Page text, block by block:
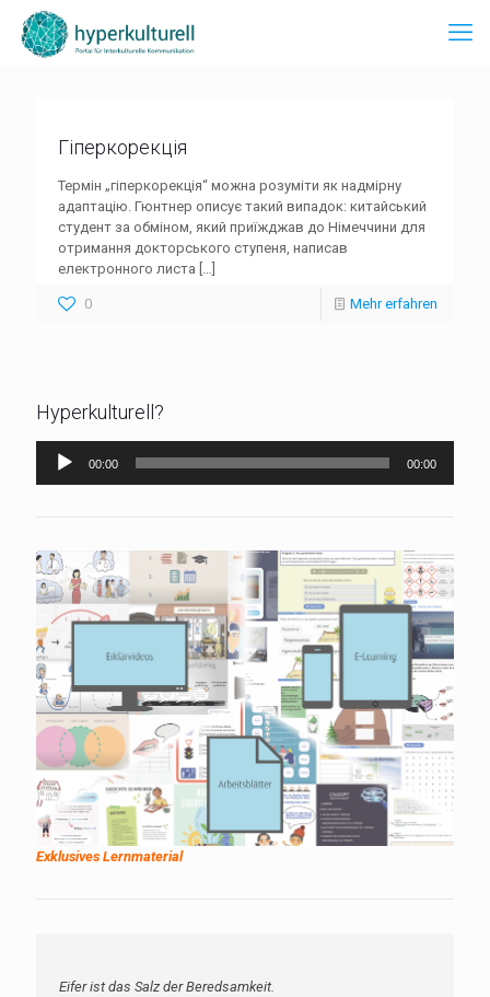
Гіперкорекція
Термін „гіперкорекція“ можна розуміти як надмірну
адаптацію. Гюнтнер описує такий випадок: китайський
студент за обміном, який приїжджав до Німеччини для
отримання докторського ступеня, написав
електронного листа […]
0 Mehr erfahren
Hyperkulturell?
Audio-
Player
00:00 00:00
Exklusives Lernmaterial
Eifer ist das Salz der Beredsamkeit.